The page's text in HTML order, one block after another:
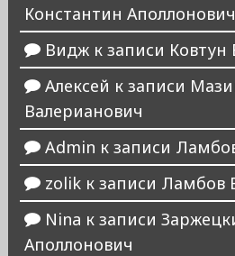
Константин Аполлонович
Виджк записи Ковтун
Алексей к записи
Валерианович
Admin к записи
zolikк записи Ламбов
Nina к записи
Аполлонович